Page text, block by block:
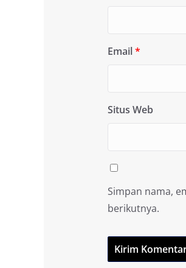
Email*
Situs Web
Simpan nama,
berikutnya.